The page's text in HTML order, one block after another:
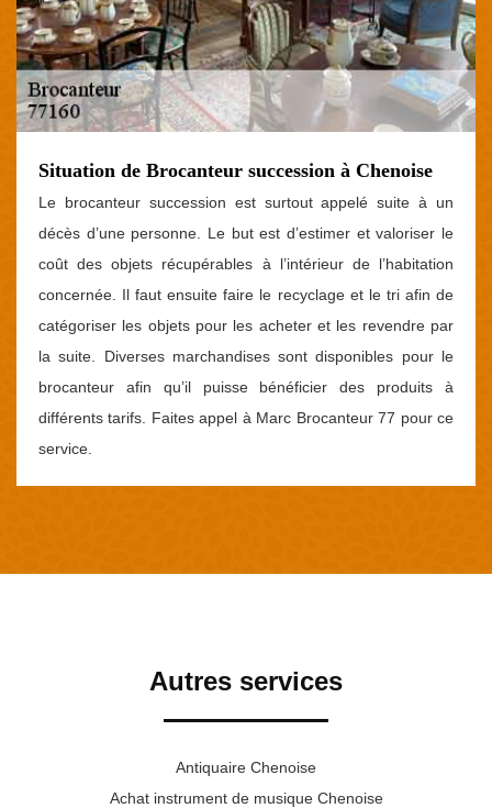
Situation de Brocanteur succession à Chenoise
Le brocanteur succession est surtout appelé suite à un
décès d’une personne. Le but est d’estimer et valoriser le
coût des objets récupérables à l’intérieur de l’habitation
concernée. Il faut ensuite faire le recyclage et le tri afin de
catégoriser les objets pour les acheter et les revendre par
la suite. Diverses marchandises sont disponibles pour le
brocanteur afin qu’il puisse bénéficier des produits à
différents tarifs. Faites appel à Marc Brocanteur 77 pour ce
service.
Autres services
Antiquaire Chenoise
Achat instrument de musique Chenoise